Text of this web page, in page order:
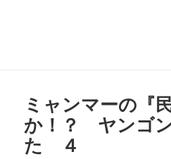
ミャンマーの『
か！？ ヤンゴ
た ４